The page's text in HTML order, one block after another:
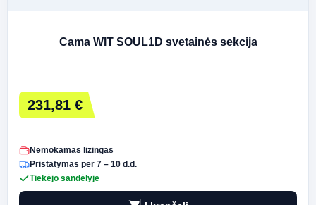
Cama WIT SOUL1D svetainės sekcija
231,81 €
Nemokamas lizingas
Pristatymas per 7 – 10 d.d.
Tiekėjo sandėlyje